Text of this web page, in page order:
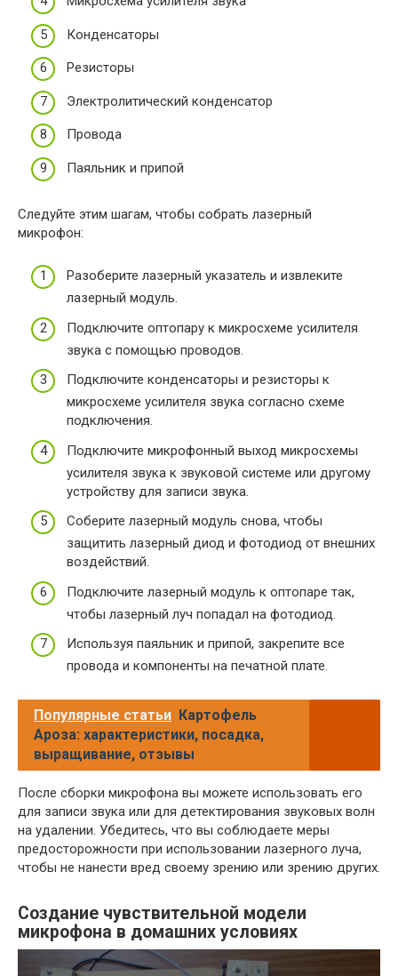
Конденсаторы
Резисторы
Электролитический конденсатор
Провода
Паяльник и припой
Следуйте этим шагам, чтобы собрать лазерный
микрофон:
Разоберите лазерный указатель и извлеките
лазерный модуль.
Подключите оптопару к микросхеме усилителя
звука с помощью проводов.
Подключите конденсаторы и резисторы к
микросхеме усилителя звука согласно схеме
подключения.
Подключите микрофонный выход микросхемы
усилителя звука к звуковой системе или другому
устройству для записи звука.
Соберите лазерный модуль снова, чтобы
защитить лазерный диод и фотодиод от внешних
воздействий.
Подключите лазерный модуль к оптопаре так,
чтобы лазерный луч попадал на фотодиод.
Используя паяльник и припой, закрепите все
провода и компоненты на печатной плате.
Популярные статьи Картофель
Ароза: характеристики, посадка,
выращивание, отзывы
После сборки микрофона вы можете использовать его
для записи звука или для детектирования звуковых волн
на удалении. Убедитесь, что вы соблюдаете меры
предосторожности при использовании лазерного луча,
чтобы не нанести вред своему зрению или зрению других.
Создание чувствительной модели
микрофона в домашних условиях